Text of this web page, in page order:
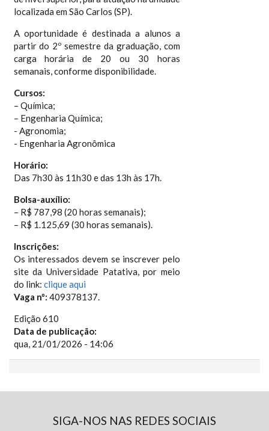
localizada em São Carlos (SP).
A oportunidade é destinada a alunos a
partir do 2º semestre da graduação, com
carga horária de 20 ou 30 horas
semanais, conforme disponibilidade.
Cursos:
– Química;
– Engenharia Química;
- Agronomia;
- Engenharia Agronômica
Horário:
Das 7h30 às 11h30 e das 13h às 17h.
Bolsa-auxílio:
– R$ 787,98 (20 horas semanais);
– R$ 1.125,69 (30 horas semanais).
Inscrições:
Os interessados devem se inscrever pelo
site da Universidade Patativa, por meio
do link: clique aqui
Vaga nº: 409378137.
Edição 610
Data de publicação:
qua, 21/01/2026 - 14:06
SIGA-NOS NAS REDES SOCIAIS